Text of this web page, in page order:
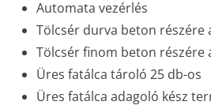
Automata vezérlés
Tölcsér durva beton részére
Tölcsér finom beton részére
Üres fatálca tároló 25 db-os
Üres fatálca adagoló kész